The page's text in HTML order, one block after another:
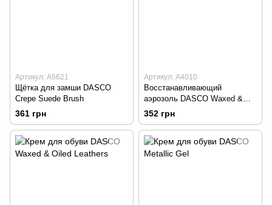
Артикул: А5621
Щётка для замши DASCO
Crepe Suede Brush
361 грн
Артикул: А4010
Восстанавливающий
аэрозоль DASCO Waxed &
Oiled Leathers
352 грн